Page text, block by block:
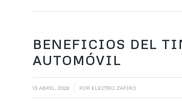
BENEFICIOS DEL
AUTOMÓVIL
13 ABRIL, 2024 POR ELECTRO ZAFIRO